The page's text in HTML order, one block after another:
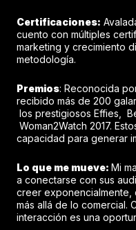
Certificaciones:
cuento con múltiples
marketing y crecimiento
metodología.
Premios: Reconocida
recibido más de 200
los prestigiosos Effies,
Woman2Watch 2017.
capacidad para generar
Lo que me mueve: Mi
a conectarse con sus
creer
más allá de lo comercial.
interacción es una